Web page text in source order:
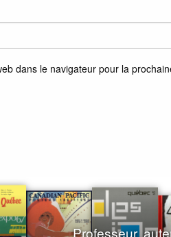
dans le navigateur pour la
Professeur,